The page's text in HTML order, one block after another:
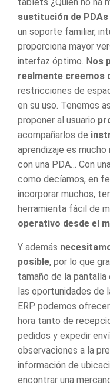
sustitución de
un soporte familiar,
proporciona mayor
interfaz óptimo. Nos
realmente creemos
restricciones de
en su uso. Tenemos
proponer al usuario
acompañarlos de
aprendizaje es
con una PDA… Con
como decíamos, en
incorporar muchos,
herramienta fácil de
operativo desde el
Y además
posible, por lo que
tamaño de la
las oportunidades de
ERP podemos
hora tanto de
pedidos y expedir
observaciones a la
información de
encontrar una